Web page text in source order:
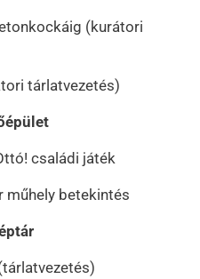
(kurátori
tárlatvezetés)
családi játék
műhely betekintés